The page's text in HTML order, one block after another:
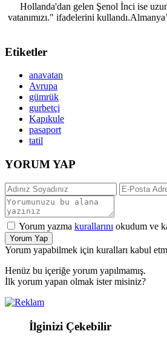
Hollanda'dan gelen Şenol İnci ise
vatanımızı." ifadelerini
Etiketler
anavatan
Avrupa
gümrük
gurbetçi
Kapıkule
pasaport
tatil
YORUM YAP
Yorum yazma kurallarını okudum ve
Yorum Yap
Yorum yapabilmek için kuralları kabul
Henüz bu içeriğe yorum yapılmamış.
İlk yorum yapan olmak ister misiniz?
İlginizi Çekebilir